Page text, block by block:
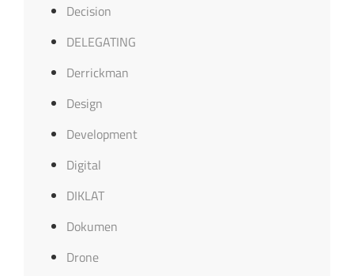
Decision
DELEGATING
Derrickman
Design
Development
Digital
DIKLAT
Dokumen
Drone